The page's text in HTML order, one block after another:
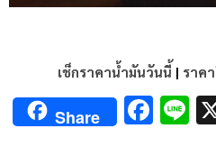
เช็กราคาน้ำมันวันนี้ | ราค
Share